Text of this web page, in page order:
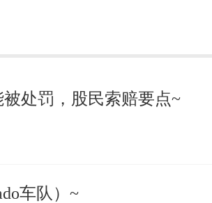
被处罚，股民索赔要点~
车队）~